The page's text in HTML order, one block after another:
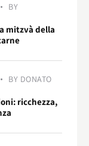
BY
mitzvà della
BY DONATO
ricchezza,